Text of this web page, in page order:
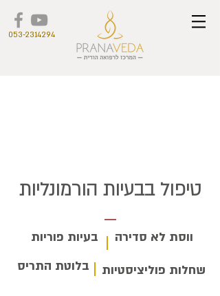
053-2314294
טיפול בבעיות הורמונליות
ווסת לא סדירה בעיות פוריות
שחלות פוליציסטיות בלוטת התריס